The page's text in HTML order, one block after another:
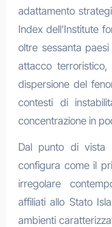
adattamento
Index dell’Institute
oltre sessanta
attacco
dispersione del
contesti di
concentrazione in
Dal punto di vista
configura come il
irregolare
affiliati allo Stato
ambienti